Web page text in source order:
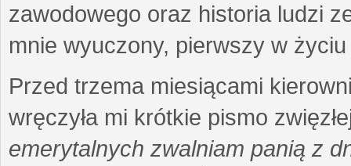
zawodowego oraz historia ludzi
mnie wyuczony, pierwszy w
Przed trzema miesiącami
wręczyła mi krótkie pismo
emerytalnych zwalniam panią z